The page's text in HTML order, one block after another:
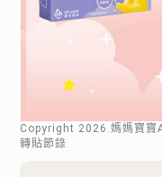
Copyright 2026 .媽媽寶
轉貼節錄